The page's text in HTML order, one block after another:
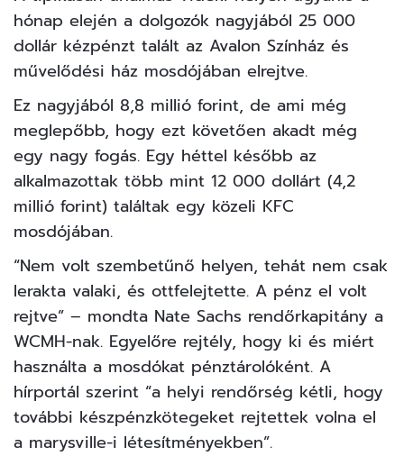
hónap elején a dolgozók nagyjából 25 000
dollár kézpénzt talált az Avalon Színház és
művelődési ház mosdójában elrejtve.
Ez nagyjából 8,8 millió forint, de ami még
meglepőbb, hogy ezt követően akadt még
egy nagy fogás. Egy héttel később az
alkalmazottak több mint 12 000 dollárt (4,2
millió forint) találtak egy közeli KFC
mosdójában.
“Nem volt szembetűnő helyen, tehát nem csak
lerakta valaki, és ottfelejtette. A pénz el volt
rejtve” – mondta Nate Sachs rendőrkapitány a
WCMH-nak. Egyelőre rejtély, hogy ki és miért
használta a mosdókat pénztárolóként. A
hírportál szerint “a helyi rendőrség kétli, hogy
további készpénzkötegeket rejtettek volna el
a marysville-i létesítményekben”.